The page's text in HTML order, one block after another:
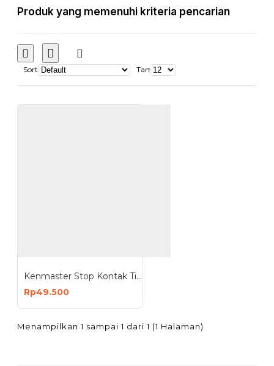
Produk yang memenuhi kriteria pencarian
Sort Tampilkan:
Kenmaster Stop Kontak Timer Listrik Manual
Rp49.500
Menampilkan 1 sampai 1 dari 1 (1 Halaman)